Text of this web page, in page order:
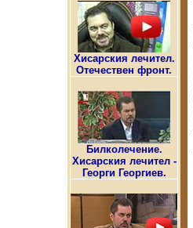
Хисарския лечител.
Отечествен фронт.
Билколечение.
Хисарския лечител -
Георги Георгиев.